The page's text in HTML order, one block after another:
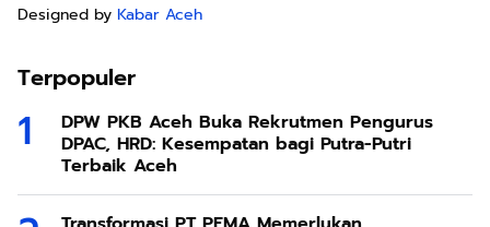
Designed by Kabar Aceh
Terpopuler
DPW PKB Aceh Buka Rekrutmen Pengurus
DPAC, HRD: Kesempatan bagi Putra-Putri
Terbaik Aceh